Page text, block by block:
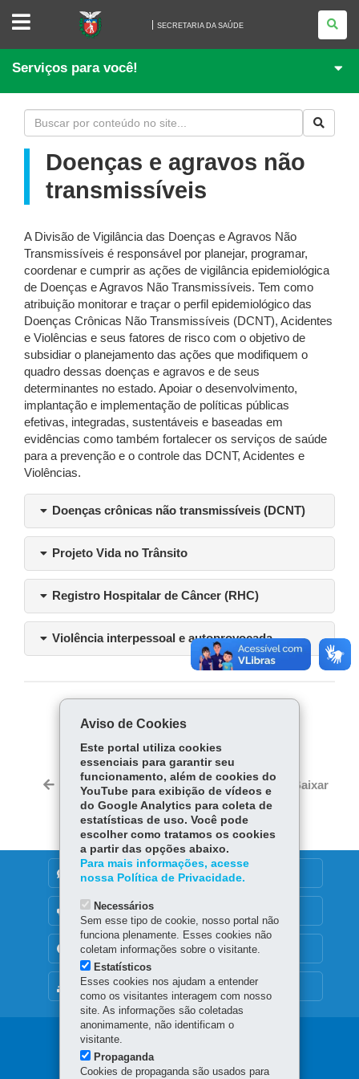
SECRETARIA
SECRETARIA DA SAÚDE
Serviços para você!
Doenças e agravos não
transmissíveis
A Divisão de Vigilância das Doenças e Agravos Não
Transmissíveis é responsável por planejar, programar,
coordenar e cumprir as ações de vigilância epidemiológica
de Doenças e Agravos Não Transmissíveis. Tem como
atribuição monitorar e traçar o perfil epidemiológico das
Doenças Crônicas Não Transmissíveis (DCNT), Acidentes
e Violências e seus fatores de risco com o objetivo de
subsidiar o planejamento das ações que modifiquem o
quadro dessas doenças e agravos e de seus
determinantes no estado. Apoiar o desenvolvimento,
implantação e implementação de políticas públicas
efetivas, integradas, sustentáveis e baseadas em
evidências como também fortalecer os serviços de saúde
para a prevenção e o controle das DCNT, Acidentes e
Violências.
Doenças crônicas não transmissíveis (DCNT)
Projeto Vida no Trânsito
Registro Hospitalar de Câncer (RHC)
Violência interpessoal e autoprovocada
ce
bo
ok
Tw
itt
er
ts
Ap
p
Voltar Início Imprimir Baixar
MAPA DO SITE
DENUNCIE CORRUPÇÃO
OUVIDORIA
TRANSPARÊNCIA INSTITUCIONAL
Navegação
Principal
Aviso de Cookies
Este portal utiliza cookies
essenciais para garantir seu
funcionamento, além de cookies do
YouTube para exibição de vídeos e
do Google Analytics para coleta de
estatísticas de uso. Você pode
escolher como tratamos os cookies
a partir das opções abaixo.
Para mais informações, acesse
nossa Política de Privacidade.
Necessários
Sem esse tipo de cookie, nosso portal não
funciona plenamente. Esses cookies não
coletam informações sobre o visitante.
Estatísticos
Esses cookies nos ajudam a entender
como os visitantes interagem com nosso
site. As informações são coletadas
anonimamente, não identificam o
visitante.
Propaganda
Cookies de propaganda são usados para